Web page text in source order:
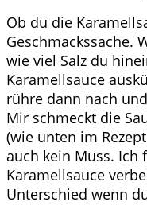
Ob du die
Geschmackssache.
wie viel Salz du
Karamellsauce
rühre dann nach
Mir schmeckt die
(wie unten im
auch kein Muss. Ich
Karamellsauce
Unterschied wenn